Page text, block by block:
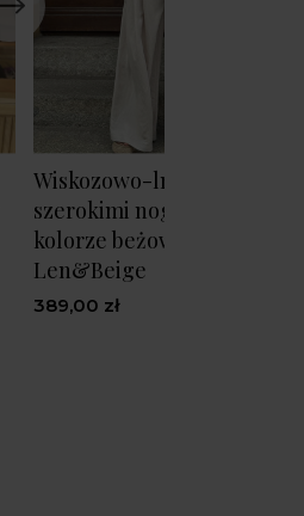
Wiskozowo-lniane spodnie
szerokimi nogawkami w
kolorze beżowym Ottavio
Len&Beige
389,00 zł